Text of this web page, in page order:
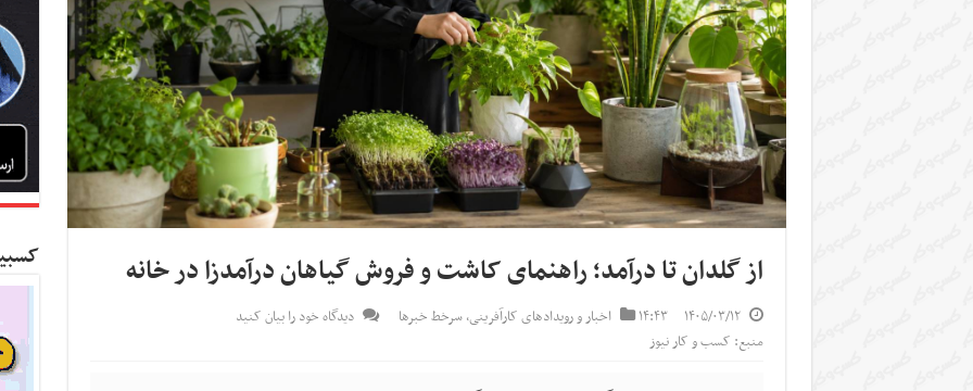
از گلدان تا درآمد؛ راهنمای کاشت و فروش گیاهان درآمدزا در خانه
۱۴۰۵/۰۳/۱۲ ۱۴:۴۳ اخبار و رویدادهای کارآفرینی,سرخط خبرها
دیدگاه خود را بیان کنید
منبع: کسب و کار نیوز